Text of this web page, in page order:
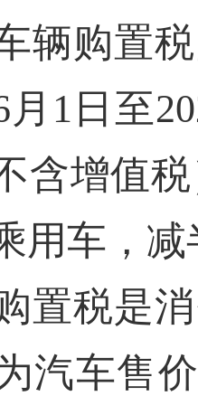
辆购置
月1日至
含增值
用车，
税是消
汽车售